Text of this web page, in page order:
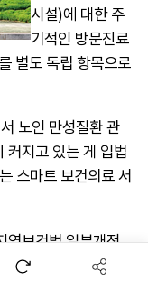
시설)에 대한 주
기적인 방문진료
별도 독립 항목으로
노인 만성질환 관
커지고 있는 게 입법
스마트 보건의료 서
역보건법 일부개정